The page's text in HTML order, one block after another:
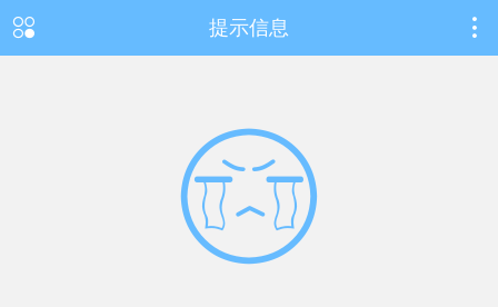
提示信息